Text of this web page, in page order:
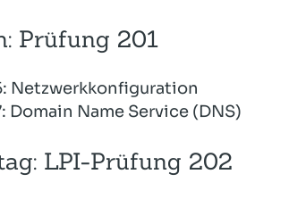
Prüfung 201
Netzwerkkonfiguration
Domain Name Service (DNS)
LPI-Prüfung 202